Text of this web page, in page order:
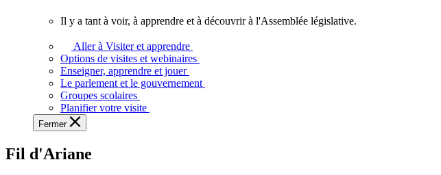
voir,
apprendre
et
découvrir
Il y a tant à voir, à apprendre et à découvrir à l'Assemblée législative.
Aller à Visiter et apprendre
Options de visites et webinaires
Enseigner, apprendre et jouer
Le parlement et le gouvernement
Groupes scolaires
Planifier votre visite
Fermer
Fil d'Ariane